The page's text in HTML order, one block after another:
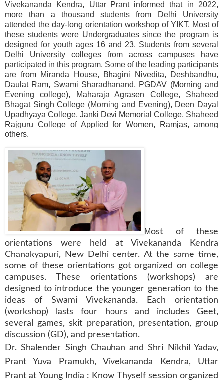
Vivekananda Kendra, Uttar Prant informed that in 2022,
more than a thousand students from Delhi University
attended the day-long orientation workshop of YIKT. Most of
these students were Undergraduates since the program is
designed for youth ages 16 and 23. Students from several
Delhi University colleges from across campuses have
participated in this program. Some of the leading participants
are from Miranda House, Bhagini Nivedita, Deshbandhu,
Daulat Ram, Swami Sharadhanand, PGDAV (Morning and
Evening college), Maharaja Agrasen College, Shaheed
Bhagat Singh College (Morning and Evening), Deen Dayal
Upadhyaya College, Janki Devi Memorial College, Shaheed
Rajguru College of Applied for Women, Ramjas, among
others.
Most of these
orientations were held at Vivekananda Kendra
Chanakyapuri, New Delhi center. At the same time,
some of these orientations got organized on college
campuses. These orientations (workshops) are
designed to introduce the younger generation to the
ideas of Swami Vivekananda. Each orientation
(workshop) lasts four hours and includes Geet,
several games, skit preparation, presentation, group
discussion (GD), and presentation.
Dr. Shalender Singh Chauhan and Shri Nikhil Yadav,
Prant Yuva Pramukh, Vivekananda Kendra, Uttar
Prant at Young India : Know Thyself session organized